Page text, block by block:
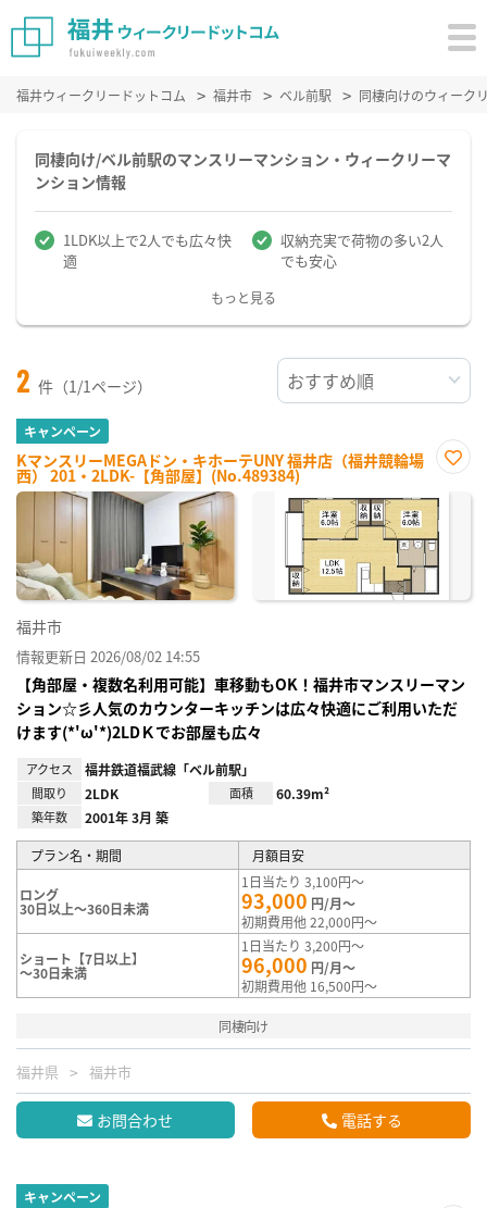
福井ウィークリードットコム 福井市 ベル前駅 同棲向けのウィーク
同棲向け/ベル前駅のマンスリーマンション・ウィークリーマ
ンション情報
1LDK以上で2人でも広々快
適
収納充実で荷物の多い2人
でも安心
もっと見る
2 件（1/1ページ）
キャンペーン
KマンスリーMEGAドン・キホーテUNY 福井店（福井競輪場
西） 201・2LDK-【角部屋】(No.489384)
に入
り登
録
福井市
情報更新日 2026/08/02 14:55
【角部屋・複数名利用可能】車移動もOK！福井市マンスリーマン
ション☆彡人気のカウンターキッチンは広々快適にご利用いただ
けます(*'ω'*)2LDＫでお部屋も広々
アクセス 福井鉄道福武線「ベル前駅」
間取り 2LDK 面積 60.39m²
築年数 2001年 3月 築
プラン名・期間 月額目安
ロング
30日以上～360日未満
1日当たり 3,100円～
93,000 円/月～
初期費用他 22,000円～
ショート【7日以上】
～30日未満
1日当たり 3,200円～
96,000 円/月～
初期費用他 16,500円～
同棲向け
福井県 福井市
お問合わせ 電話する
キャンペーン